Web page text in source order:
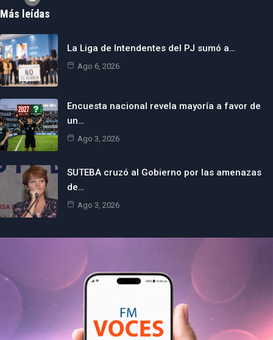
Más leídas
La Liga de Intendentes del PJ sumó a…
Ago 6, 2026
Encuesta nacional revela mayoría a favor de
un…
Ago 3, 2026
SUTEBA cruzó al Gobierno por las amenazas
de…
Ago 3, 2026